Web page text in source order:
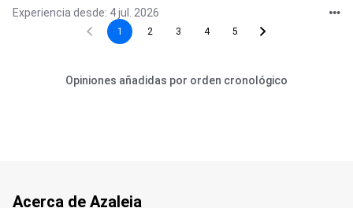
Experiencia desde: 4 jul. 2026
1 2 3 4 5
Opiniones añadidas por orden cronológico
Acerca de Azaleia